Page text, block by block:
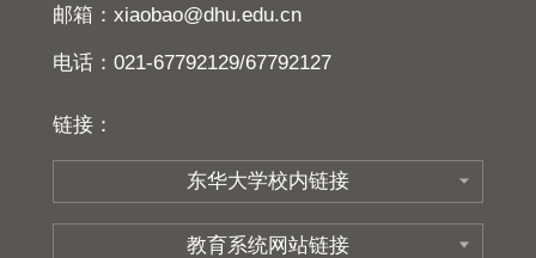
邮箱：xiaobao@dhu.edu.cn
电话：021-67792129/67792127
链接：